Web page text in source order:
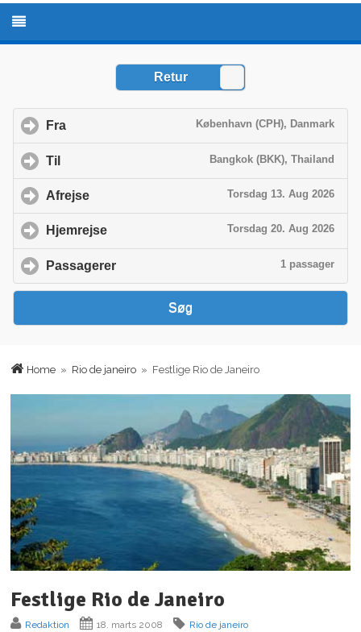
Home » Rio de janeiro » Festlige Rio de Janeiro
Festlige Rio de Janeiro
Redaktion 18. marts 2008 Rio de janeiro